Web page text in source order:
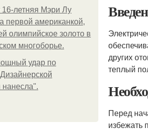
16-летняя Мэри Лу
первой американкой,
олимпийское золото в
многоборье.
удар по
нанесла".
других
теплый
Перед
избежать